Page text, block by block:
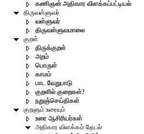
கணிஞன் அதிகார விளக்கப்பட்டியல்
திருவள்ளுவர்
வள்ளுவர்
திருவள்ளுவமாலை
குறள்
திருக்குறள்
அறம்
பொருள்
காமம்
பாட வேறுபாடு
குறளில் குறைகள்?
நறுஞ்செய்திகள்
குறளும் உரையும்
உரை ஆசிரியர்கள்
அதிகார விளக்கம் தேடல்